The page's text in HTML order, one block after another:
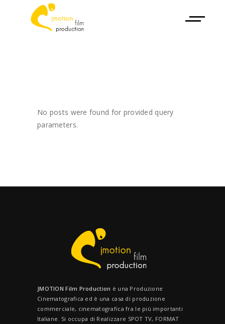
No posts were found for provided query
parameters.
JMOTION Film Production è una Produzione
Cinematografica ed è una casa di produzione
commerciale, cinematografica fra le più importanti
Italiane. Si occupa di Realizzare SPOT TV, FORMAT